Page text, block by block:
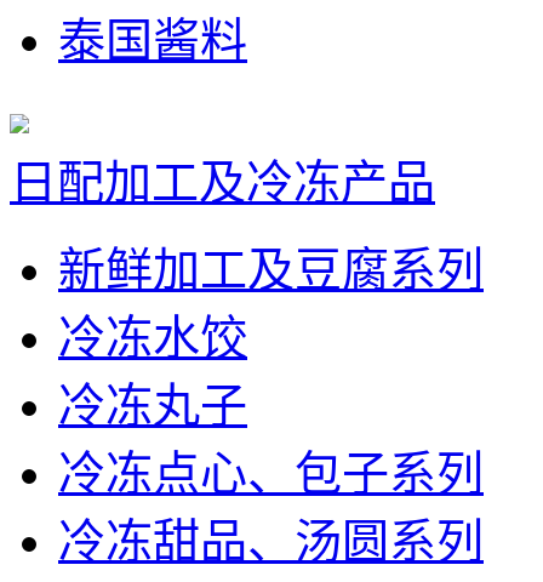
泰国酱料
日配加工及冷冻产品
新鲜加工及豆腐系列
冷冻水饺
冷冻丸子
冷冻点心、包子系列
冷冻甜品、汤圆系列